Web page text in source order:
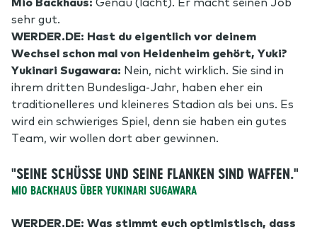
sehr gut.
WERDER.DE: Hast du eigentlich vor deinem
Wechsel schon mal von Heidenheim gehört, Yuki?
Yukinari Sugawara: Nein, nicht wirklich. Sie sind in
ihrem dritten Bundesliga-Jahr, haben eher ein
traditionelleres und kleineres Stadion als bei uns. Es
wird ein schwieriges Spiel, denn sie haben ein gutes
Team, wir wollen dort aber gewinnen.
"SEINE SCHÜSSE UND SEINE FLANKEN SIND WAFFEN."
MIO BACKHAUS ÜBER YUKINARI SUGAWARA
WERDER.DE: Was stimmt euch optimistisch, dass